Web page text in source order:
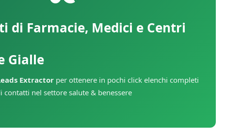
di Farmacie, Medici e Centri
Gialle
Extractor per ottenere in pochi click elenchi completi
contatti nel settore salute & benessere